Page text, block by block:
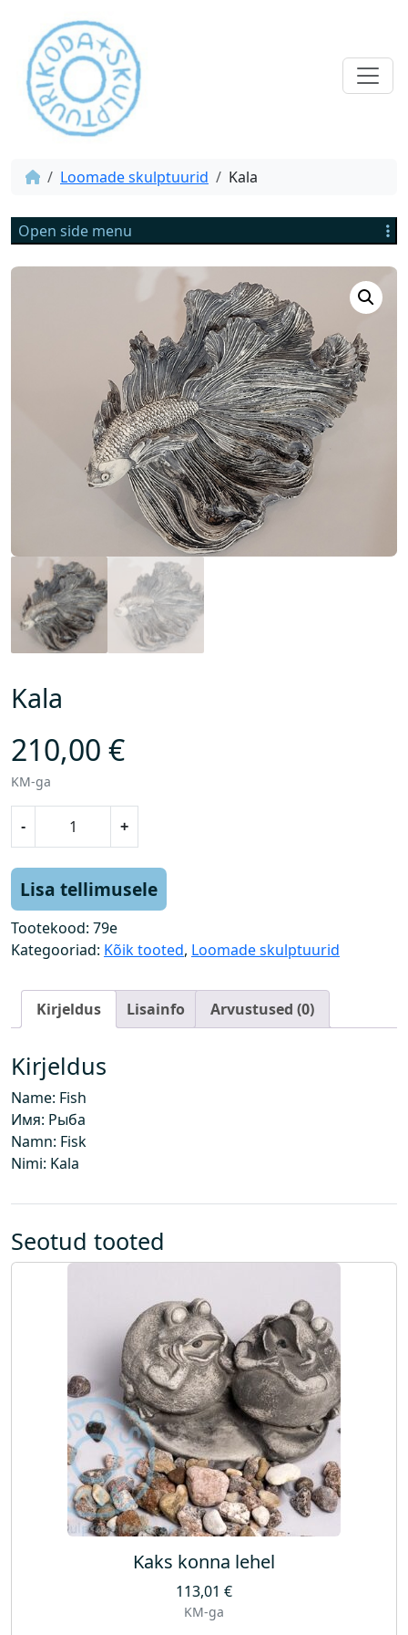
Loomade skulptuurid Kala
Open side menu
Kala
210,00 €
KM-ga
-
k
o
g
+
Lisa tellimusele
Tootekood: 79e
Kategooriad: Kõik tooted, Loomade skulptuurid
Kirjeldus Lisainfo Arvustused (0)
Kirjeldus
Name: Fish
Имя: Рыба
Namn: Fisk
Nimi: Kala
Seotud tooted
Kaks konna lehel
113,01 €
KM-ga